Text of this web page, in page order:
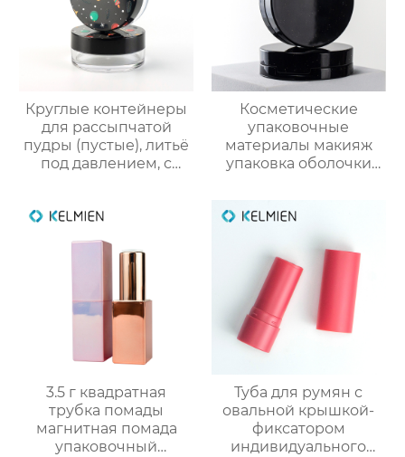
Круглые контейнеры
для рассыпчатой
пудры (пустые), литьё
под давлением, с
новогодним
рисунком. Прямые
поставки с завода
Косметические
упаковочные
материалы макияж
упаковка оболочки
зеркалом защелки
крышка глянцевый
УФ консилер
пластиковые
оболочки
3.5 г квадратная
трубка помады
магнитная помада
упаковочный
Туба для румян с
овальной крышкой-
фиксатором
индивидуального